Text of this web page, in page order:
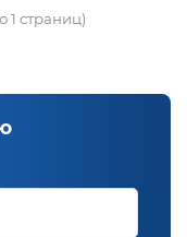
1 страниц)